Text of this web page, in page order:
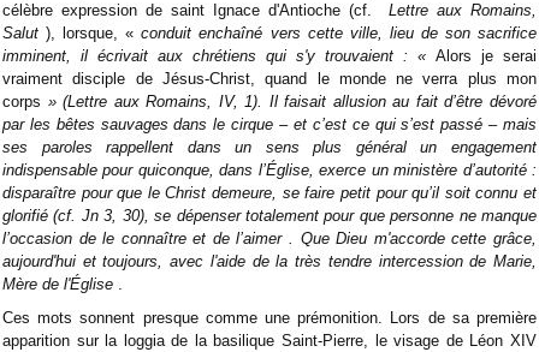
célèbre expression de saint Ignace d'Antioche (cf. Lettre aux Romains,
Salut ), lorsque, «conduit enchaîné vers cette ville, lieu de son sacrifice
imminent, il écrivait aux chrétiens qui s'y trouvaient : « Alors je serai
vraiment disciple de Jésus-Christ, quand le monde ne verra plus mon
corps » (Lettre aux Romains, IV, 1). Il faisait allusion au fait d’être dévoré
par les bêtes sauvages dans le cirque – et c’est ce qui s’est passé – mais
ses paroles rappellent dans un sens plus général un engagement
indispensable pour quiconque, dans l’Église, exerce un ministère d’autorité :
disparaître pour que le Christ demeure, se faire petit pour qu’il soit connu et
glorifié (cf. Jn 3, 30), se dépenser totalement pour que personne ne manque
l’occasion de le connaître et de l’aimer. Que Dieu m'accorde cette grâce,
aujourd'hui et toujours, avec l'aide de la très tendre intercession de Marie,
Mère de l'Église .
Ces mots sonnent presque comme une prémonition. Lors de sa première
apparition sur la loggia de la basilique Saint-Pierre, le visage de Léon XIV